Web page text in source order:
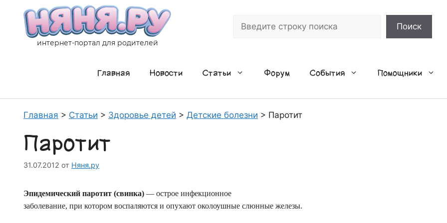
содержимому
интернет-портал для родителей
Поиск
Главная Новости Статьи Форум События Помощники
Главная > Статьи > Здоровье детей > Детские болезни > Паротит
Паротит
31.07.2012 от Няня.ру
Эпидемический паротит (свинка) — острое инфекционное
заболевание, при котором воспаляются и опухают околоушные слюнные железы.